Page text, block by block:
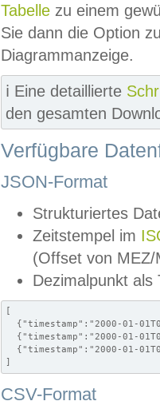
Tabelle zu einem
Sie dann die Option
Diagrammanzeige.
ℹ️ Eine detaillierte
den gesamten
Verfügbare
JSON-Format
Strukturiertes
Zeitstempel im
(Offset von MEZ/
Dezimalpunkt als
[
{"timestamp":"2000-01-
{"timestamp":"2000-01-
{"timestamp":"2000-01-
]
CSV-Format